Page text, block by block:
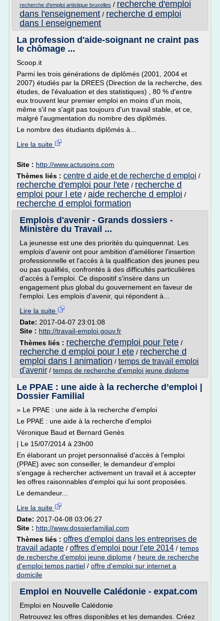
recherche d'emploi artistique bruxelles / recherche d'emploi
dans l'enseignement / recherche d emploi
dans l enseignement
La profession d'aide-soignant ne craint pas
le chômage ...
Scoop.it
Parmi les trois générations de diplômés (2001, 2004 et
2007) étudiés par la DREES (Direction de la recherche, des
études, de l'évaluation et des statistiques) , 80 % d'entre
eux trouvent leur premier emploi en moins d'un mois,
même s'il ne s'agit pas toujours d'un travail stable, et ce,
malgré l'augmentation du nombre des diplômés.
Le nombre des étudiants diplômés à...
Lire la suite
Site : http://www.actusoins.com
Thèmes liés : centre d aide et de recherche d emploi /
recherche d'emploi pour l'ete / recherche d
emploi pour l ete / aide recherche d emploi /
recherche d emploi formation
Emplois d'avenir - Grands dossiers -
Ministère du Travail ...
La jeunesse est une des priorités du quinquennat. Les
emplois d'avenir ont pour ambition d'améliorer l'insertion
professionnelle et l'accès à la qualification des jeunes peu
ou pas qualifiés, confrontés à des difficultés particulières
d'accès à l'emploi. Ce dispositif s'insère dans un
engagement plus global du gouvernement en faveur de
l'emploi. Les emplois d'avenir, qui répondent à...
Lire la suite
Date: 2017-04-07 23:01:08
Site : http://travail-emploi.gouv.fr
Thèmes liés : recherche d'emploi pour l'ete /
recherche d emploi pour l ete / recherche d
emploi dans l animation / temps de travail emploi
d'avenir / temps de recherche d'emploi jeune diplome
Le PPAE : une aide à la recherche d’emploi |
Dossier Familial
» Le PPAE : une aide à la recherche d'emploi
Le PPAE : une aide à la recherche d'emploi
Véronique Baud et Bernard Genès
| Le 15/07/2014 à 23h00
En élaborant un projet personnalisé d'accès à l'emploi
(PPAE) avec son conseiller, le demandeur d'emploi
s'engage à rechercher activement un travail et à accepter
les offres raisonnables d'emploi qui lui sont proposées.
Le demandeur...
Lire la suite
Date: 2017-04-08 03:06:27
Site : http://www.dossierfamilial.com
Thèmes liés : offres d'emploi dans les entreprises de
travail adapte / offres d'emploi pour l'ete 2014 / temps
de recherche d'emploi jeune diplome / heure de recherche
d'emploi temps partiel / offre d'emploi sur internet a
domicile
Emploi en Nouvelle Calédonie - expat.com
Emploi en Nouvelle Calédonie
Retrouvez les offres disponibles et les demandes. Créez